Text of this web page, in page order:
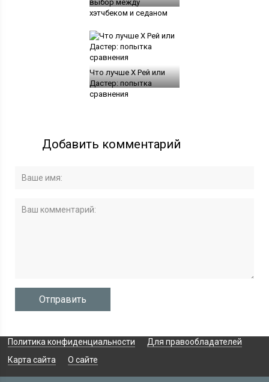
выбор между
хэтчбеком и седаном
Что лучше Х Рей или
Дастер: попытка
сравнения
Добавить комментарий
Политика конфиденциальности
Для правообладателей
Карта сайта
О сайте